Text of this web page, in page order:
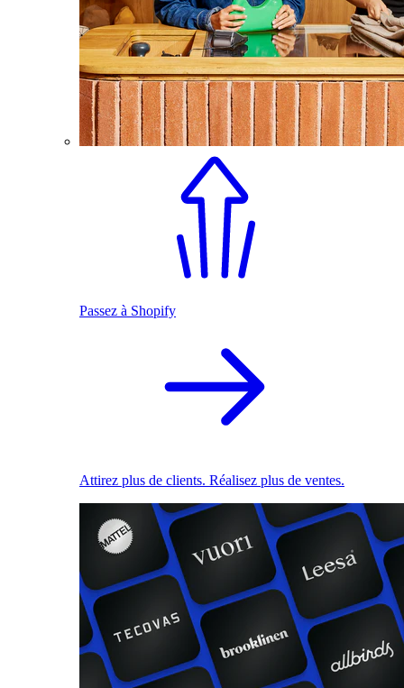
Passez à Shopify
Attirez plus de clients. Réalisez plus de ventes.